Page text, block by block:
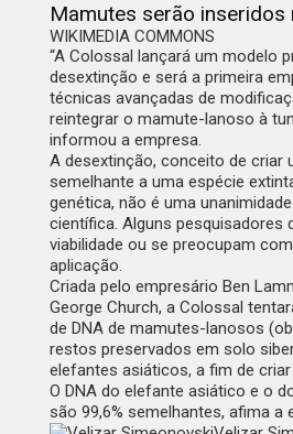
Mamutes serão
WIKIMEDIA COMMONS
“A Colossal lançará um modelo
desextinção e será a primeira
técnicas avançadas de
reintegrar o mamute-lanoso à
informou a empresa.
A desextinção, conceito de criar
semelhante a uma espécie
genética, não é uma
científica. Alguns pesquisadores
viabilidade ou se preocupam
aplicação.
Criada pelo empresário Ben
George Church, a Colossal
de DNA de mamutes-lanosos
restos preservados em solo
elefantes asiáticos, a fim de
O DNA do elefante asiático e o
são 99,6% semelhantes, afima a